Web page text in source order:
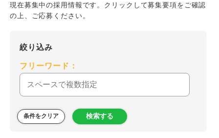
現在募集中の採用情報です。クリックして募集要項をご確認
の上、ご応募ください。
絞り込み
フリーワード：
条件をクリア 検索する